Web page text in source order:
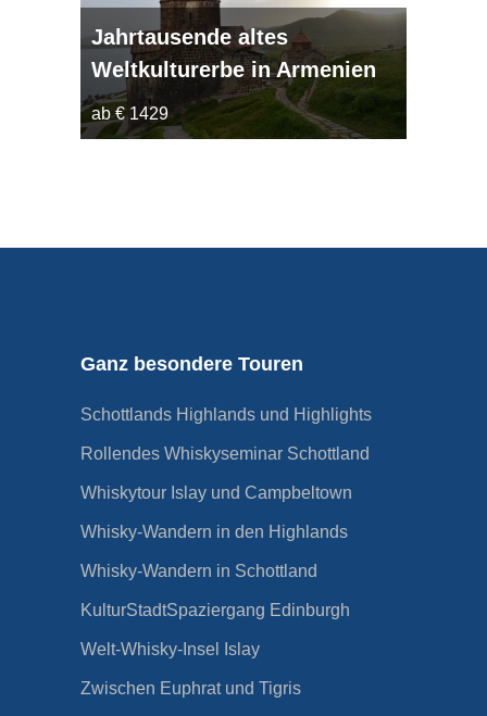
Jahrtausende altes
Weltkulturerbe in Armenien
ab € 1429
Ganz besondere Touren
Schottlands Highlands und Highlights
Rollendes Whiskyseminar Schottland
Whiskytour Islay und Campbeltown
Whisky-Wandern in den Highlands
Whisky-Wandern in Schottland
KulturStadtSpaziergang Edinburgh
Welt-Whisky-Insel Islay
Zwischen Euphrat und Tigris